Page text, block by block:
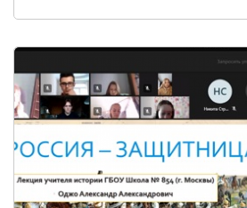
Сведения об
организации
ENG SPN CHI